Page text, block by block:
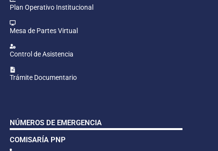
Plan Operativo Institucional
Mesa de Partes Virtual
Control de Asistencia
Trámite Documentario
NÚMEROS DE EMERGENCIA
COMISARÍA PNP